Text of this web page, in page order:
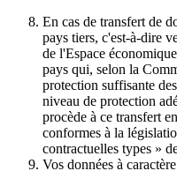
En cas de transfert de
pays tiers, c'est-à-dire
de l'Espace
pays qui, selon la
protection suffisante
niveau de protection
procède à ce transfert
conformes à la
contractuelles types »
Vos données à